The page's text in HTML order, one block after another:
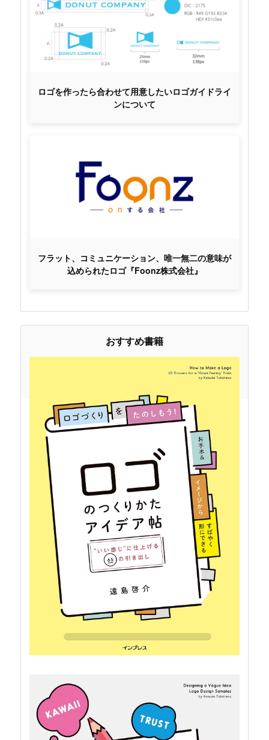
ロゴを作ったら合わせて用意したいロゴガイドライ
ンについて
フラット、コミュニケーション、唯一無二の意味が
込められたロゴ『Foonz株式会社』
おすすめ書籍